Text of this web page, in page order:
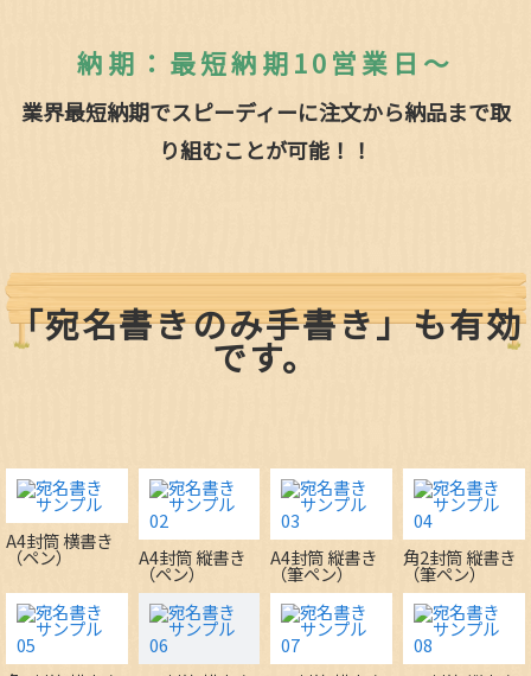
納期：最短納期10営業日～
業界最短納期でスピーディーに注文から納品まで取
り組むことが可能！！
「宛名書きのみ手書き」も有効
です。
A4封筒 横書き
（ペン） A4封筒 縦書き
（ペン）
A4封筒 縦書き
（筆ペン）
角2封筒 縦書き
（筆ペン）